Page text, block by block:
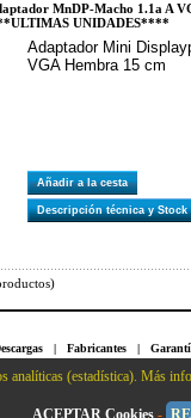
MnDP-Macho 1.1a A
UNIDADES****
Adaptador Mini
VGA Hembra 15 cm
Añadir a la cesta
Descripción técnica y
| Fabricantes |
Presupuesto | Suscripción
analíticas (estadística). Más
ACEPTAR Cookies -